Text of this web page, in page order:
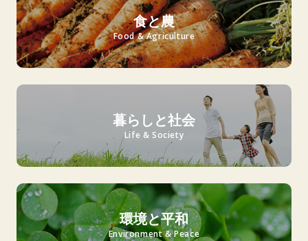
食と農
Food & Agriculture
暮らしと社会
Life & Society
環境と平和
Environment & Peace